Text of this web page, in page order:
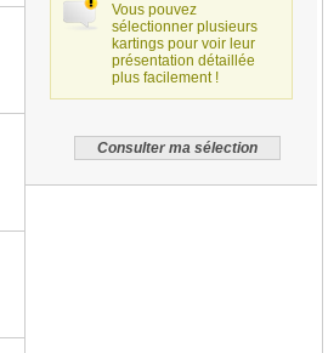
Vous pouvez
sélectionner plusieurs
kartings pour voir leur
présentation détaillée
plus facilement !